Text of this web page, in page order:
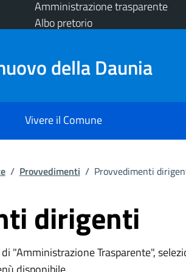
Amministrazione trasparente
Albo pretorio
della Daunia
Vivere il Comune
/ Provvedimenti / Provvedimenti
dirigenti
"Amministrazione Trasparente",